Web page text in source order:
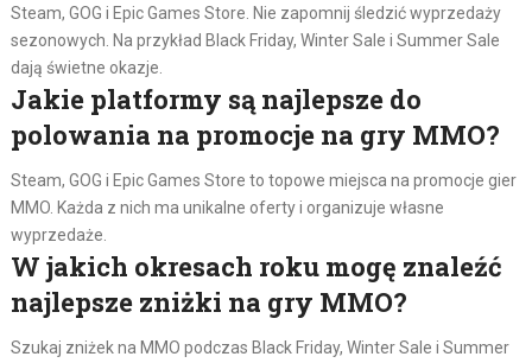
Steam, GOG i Epic Games Store. Nie zapomnij śledzić wyprzedaży
sezonowych. Na przykład Black Friday, Winter Sale i Summer Sale
dają świetne okazje.
Jakie platformy są najlepsze do
polowania na promocje na gry MMO?
Steam, GOG i Epic Games Store to topowe miejsca na promocje gier
MMO. Każda z nich ma unikalne oferty i organizuje własne
wyprzedaże.
W jakich okresach roku mogę znaleźć
najlepsze zniżki na gry MMO?
Szukaj zniżek na MMO podczas Black Friday, Winter Sale i Summer